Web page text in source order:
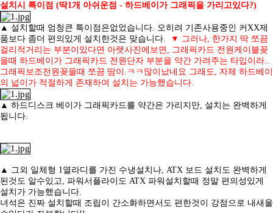
설치시 특이점 (딱1개 아쉬운점 - 하드베이가 그래픽을 가리고있다?)
▲ 설치할때 엄청큰 특이점은없었습니다. 오히려 기존사용중인 커XX제
품보다 좀더 편의있게 설치한것은 맞습니다.
▼ 그러나, 한가지 딱 쪼끔
걸리적거리는 부분이있다면 아랫사진에보면, 그래픽카드 전원케이블꽂
을때 하드베이가 그래픽카드 전원단자 부분을 약간 가려주는 타입이라..
그래픽보조전원꽂을때 쪼끔 땀이.ㅋㅋ많이났네요 그래도, 자체 하드베이
의 넓이가 적절하게 존재하여 설치는 가능했습니다.
▲ 하드디스크 베이가 그래픽카드를 약간은 가리지만, 설치는 완벽하게
됩니다.
▲ 그외 일체형 1열라디를 가진 수냉설치나, ATX 보드 설치도 완벽하게
된것도 알수있고, 파워서플라이도 ATX 파워설치할때 정말 편의성있게
설치가 가능했습니다.
녀석은 진짜 설치할때 조립이 간소화하면서도 편한것이 강점으로 내새울